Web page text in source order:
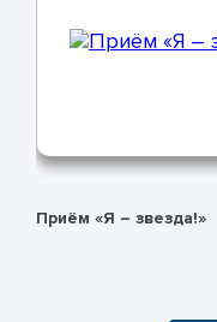
Приём «Я – звезда!»